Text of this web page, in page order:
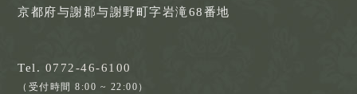
京都府与謝郡与謝野町字岩滝68番地
Tel. 0772-46-6100
（受付時間 8:00 ~ 22:00）